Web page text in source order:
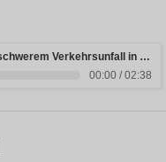
Drei junge Menschen sterben bei schwerem Verkehrsunfall in Rheinland-Pfalz
00:00 / 02:38